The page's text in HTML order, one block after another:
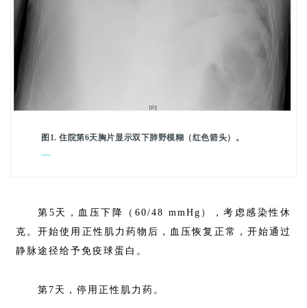
图1. 住院第6天胸片显示双下肺野模糊（红色箭头）。
—
第5天，血压下降（60/48 mmHg），考虑感染性休
克。开始使用正性肌力药物后，血压恢复正常，开始通过
静脉途径给予免疫球蛋白。
第7天，停用正性肌力药。